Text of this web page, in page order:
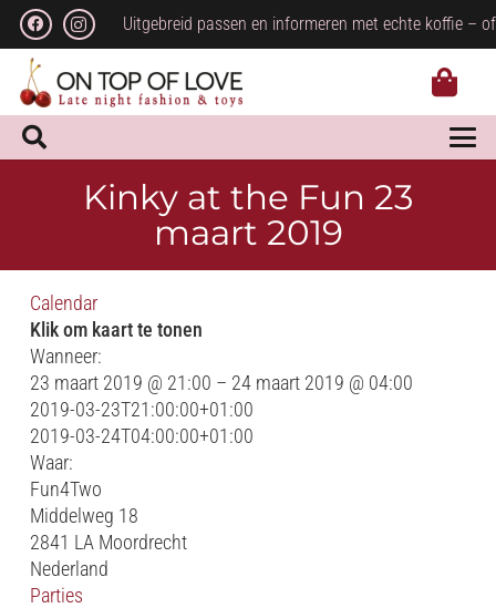
Uitgebreid passen en informeren met echte koffie –
Kinky at the Fun 23
maart 2019
Calendar
Klik om kaart te tonen
Wanneer:
23 maart 2019 @ 21:00 – 24 maart 2019 @ 04:00
2019-03-23T21:00:00+01:00
2019-03-24T04:00:00+01:00
Waar:
Fun4Two
Middelweg 18
2841 LA Moordrecht
Nederland
Parties